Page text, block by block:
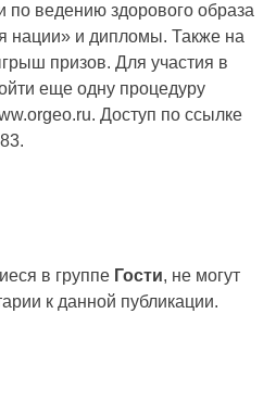
по ведению здорового образа
нации» и дипломы. Также на
призов. Для участия в
еще одну процедуру
Доступ по ссылке
в группе Гости, не могут
к данной публикации.